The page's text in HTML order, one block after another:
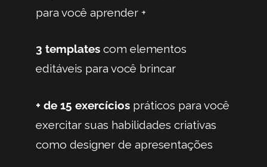
para você aprender +
3 templates com elementos
editáveis para você brincar
+ de 15 exercícios práticos para você
exercitar suas habilidades criativas
como designer de apresentações